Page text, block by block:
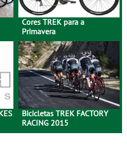
Cores TREK para a
Primavera
Bicicletas TREK FACTORY
RACING 2015